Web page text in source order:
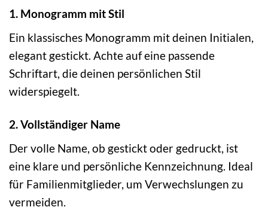
1. Monogramm mit Stil
Ein klassisches Monogramm mit deinen Initialen,
elegant gestickt. Achte auf eine passende
Schriftart, die deinen persönlichen Stil
widerspiegelt.
2. Vollständiger Name
Der volle Name, ob gestickt oder gedruckt, ist
eine klare und persönliche Kennzeichnung. Ideal
für Familienmitglieder, um Verwechslungen zu
vermeiden.